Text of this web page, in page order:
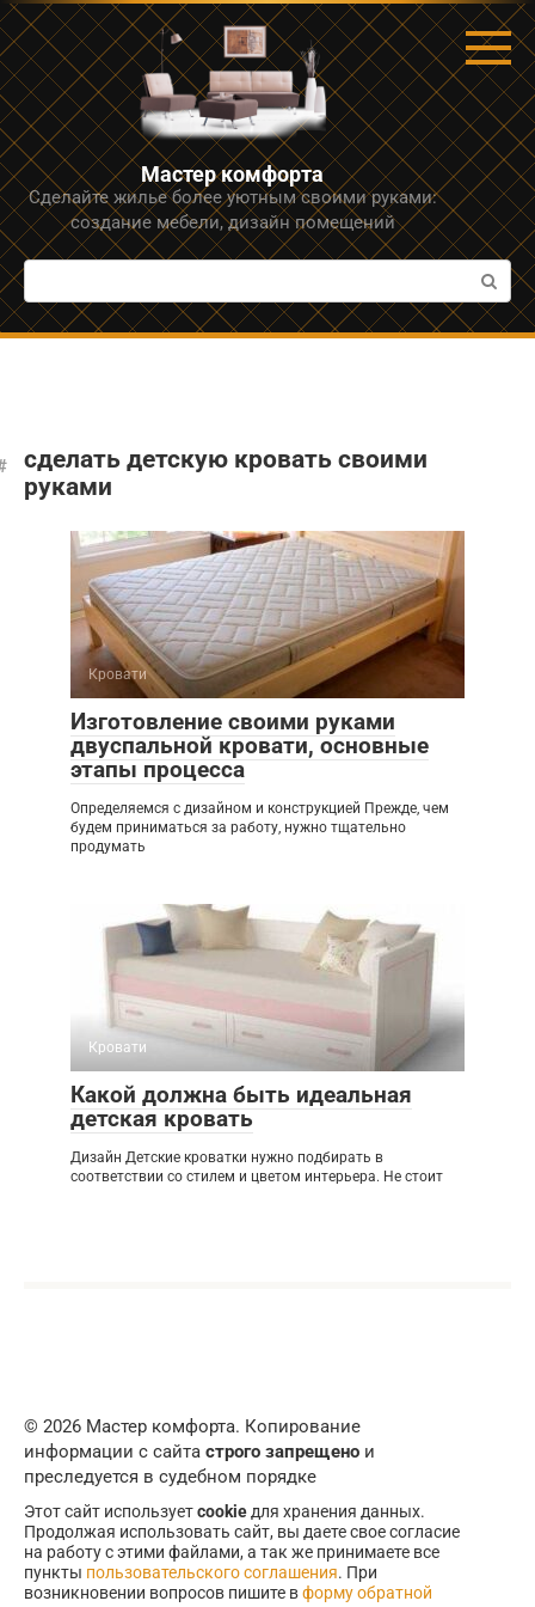
Перейти
к
контенту
Мастер комфорта
Сделайте жилье более уютным своими руками:
создание мебели, дизайн помещений
Поиск:
сделать детскую кровать своими
руками
Кровати
Изготовление своими руками
двуспальной кровати, основные
этапы процесса
Определяемся с дизайном и конструкцией Прежде, чем
будем приниматься за работу, нужно тщательно
продумать
Кровати
Какой должна быть идеальная
детская кровать
Дизайн Детские кроватки нужно подбирать в
соответствии со стилем и цветом интерьера. Не стоит
© 2026 Мастер комфорта. Копирование
информации с сайта строго запрещено и
преследуется в судебном порядке
Этот сайт используетcookie для хранения данных.
Продолжая использовать сайт, вы даете свое согласие
на работу с этими файлами, а так же принимаете все
пункты пользовательского соглашения. При
возникновении вопросов пишите вформу обратной